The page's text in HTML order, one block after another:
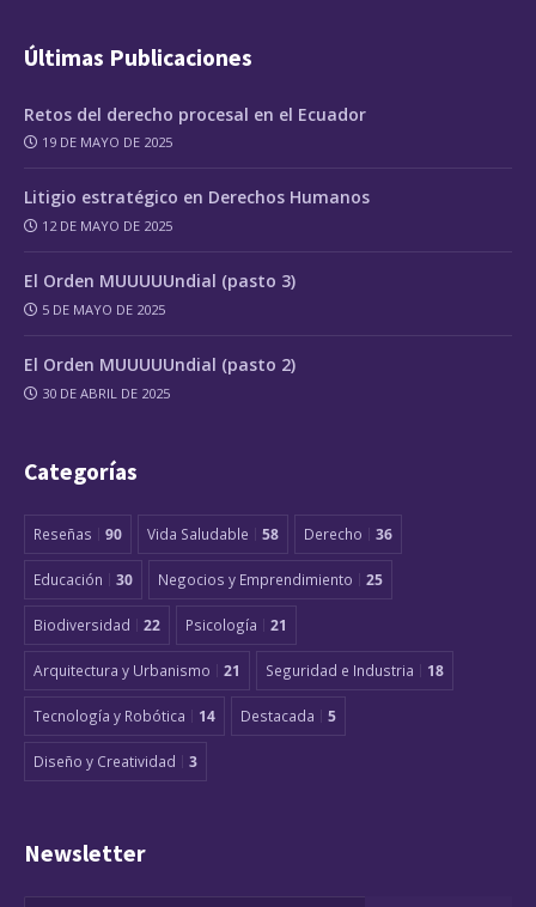
Últimas Publicaciones
Retos del derecho procesal en el Ecuador
19 DE MAYO DE 2025
Litigio estratégico en Derechos Humanos
12 DE MAYO DE 2025
El Orden MUUUUUndial (pasto 3)
5 DE MAYO DE 2025
El Orden MUUUUUndial (pasto 2)
30 DE ABRIL DE 2025
Categorías
Reseñas 90 Vida Saludable 58 Derecho 36
Educación 30 Negocios y Emprendimiento 25
Biodiversidad 22 Psicología 21
Arquitectura y Urbanismo 21 Seguridad e Industria 18
Tecnología y Robótica 14 Destacada 5
Diseño y Creatividad 3
Newsletter